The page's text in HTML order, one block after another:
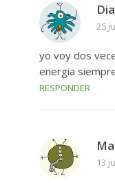
25
yo voy dos
energia
RESPONDER
13